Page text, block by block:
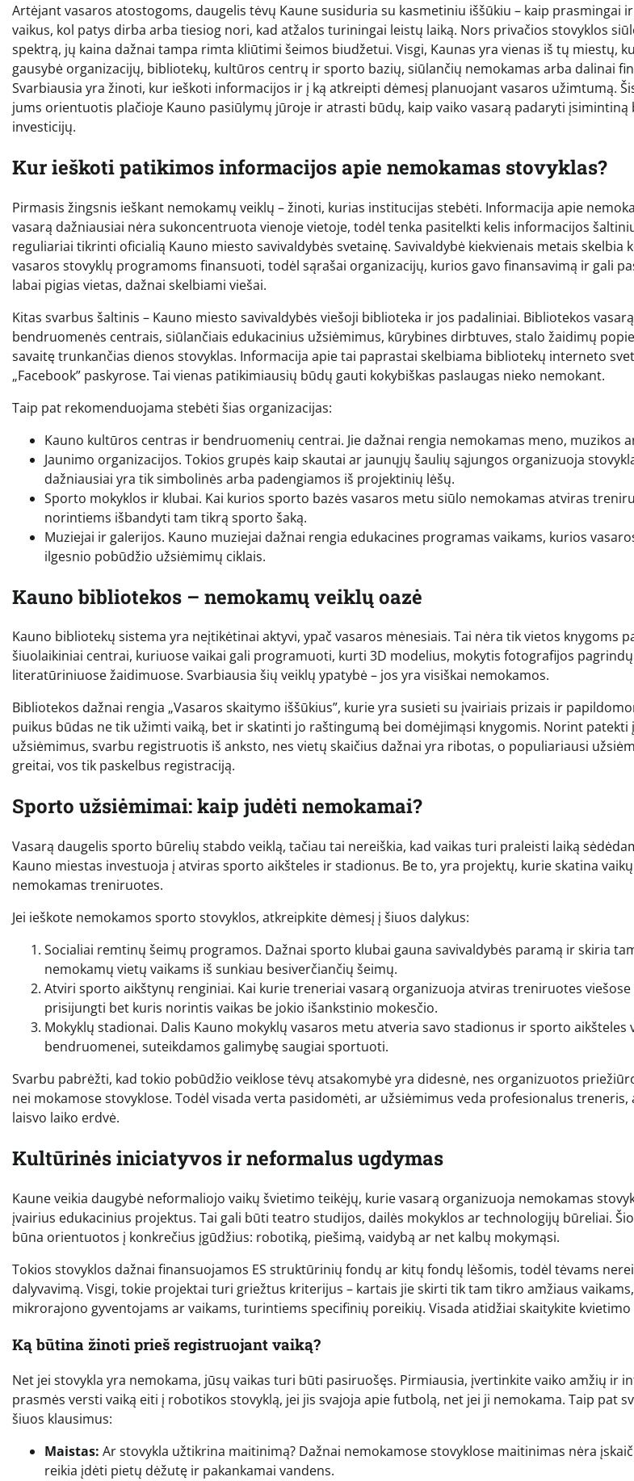
Artėjant vasaros atostogoms, daugelis tėvų Kaune susiduria su kasmetiniu iššūkiu – kaip prasmingai
vaikus, kol patys dirba arba tiesiog nori, kad atžalos turiningai leistų laiką. Nors privačios stovyklos
spektrą, jų kaina dažnai tampa rimta kliūtimi šeimos biudžetui. Visgi, Kaunas yra vienas iš tų miestų,
gausybė organizacijų, bibliotekų, kultūros centrų ir sporto bazių, siūlančių nemokamas arba dalinai
Svarbiausia yra žinoti, kur ieškoti informacijos ir į ką atkreipti dėmesį planuojant vasaros užimtumą.
jums orientuotis plačioje Kauno pasiūlymų jūroje ir atrasti būdų, kaip vaiko vasarą padaryti įsimintiną
investicijų.
Kur ieškoti patikimos informacijos apie nemokamas stovyklas?
Pirmasis žingsnis ieškant nemokamų veiklų – žinoti, kurias institucijas stebėti. Informacija apie
vasarą dažniausiai nėra sukoncentruota vienoje vietoje, todėl tenka pasitelkti kelis informacijos
reguliariai tikrinti oficialią Kauno miesto savivaldybės svetainę. Savivaldybė kiekvienais metais skelbia
vasaros stovyklų programoms finansuoti, todėl sąrašai organizacijų, kurios gavo finansavimą ir gali
labai pigias vietas, dažnai skelbiami viešai.
Kitas svarbus šaltinis – Kauno miesto savivaldybės viešoji biblioteka ir jos padaliniai. Bibliotekos
bendruomenės centrais, siūlančiais edukacinius užsiėmimus, kūrybines dirbtuves, stalo žaidimų
savaitę trunkančias dienos stovyklas. Informacija apie tai paprastai skelbiama bibliotekų interneto
„Facebook” paskyrose. Tai vienas patikimiausių būdų gauti kokybiškas paslaugas nieko nemokant.
Taip pat rekomenduojama stebėti šias organizacijas:
Kauno kultūros centras ir bendruomenių centrai. Jie dažnai rengia nemokamas meno, muzikos
Jaunimo organizacijos. Tokios grupės kaip skautai ar jaunųjų šaulių sąjungos organizuoja
dažniausiai yra tik simbolinės arba padengiamos iš projektinių lėšų.
Sporto mokyklos ir klubai. Kai kurios sporto bazės vasaros metu siūlo nemokamas atviras
norintiems išbandyti tam tikrą sporto šaką.
Muziejai ir galerijos. Kauno muziejai dažnai rengia edukacines programas vaikams, kurios
ilgesnio pobūdžio užsiėmimų ciklais.
Kauno bibliotekos – nemokamų veiklų oazė
Kauno bibliotekų sistema yra neįtikėtinai aktyvi, ypač vasaros mėnesiais. Tai nėra tik vietos knygoms
šiuolaikiniai centrai, kuriuose vaikai gali programuoti, kurti 3D modelius, mokytis fotografijos
literatūriniuose žaidimuose. Svarbiausia šių veiklų ypatybė – jos yra visiškai nemokamos.
Bibliotekos dažnai rengia „Vasaros skaitymo iššūkius”, kurie yra susieti su įvairiais prizais ir
puikus būdas ne tik užimti vaiką, bet ir skatinti jo raštingumą bei domėjimąsi knygomis. Norint patekti
užsiėmimus, svarbu registruotis iš anksto, nes vietų skaičius dažnai yra ribotas, o populiariausi
greitai, vos tik paskelbus registraciją.
Sporto užsiėmimai: kaip judėti nemokamai?
Vasarą daugelis sporto būrelių stabdo veiklą, tačiau tai nereiškia, kad vaikas turi praleisti laiką
Kauno miestas investuoja į atviras sporto aikšteles ir stadionus. Be to, yra projektų, kurie skatina
nemokamas treniruotes.
Jei ieškote nemokamos sporto stovyklos, atkreipkite dėmesį į šiuos dalykus:
Socialiai remtinų šeimų programos. Dažnai sporto klubai gauna savivaldybės paramą ir skiria
nemokamų vietų vaikams iš sunkiau besiverčiančių šeimų.
Atviri sporto aikštynų renginiai. Kai kurie treneriai vasarą organizuoja atviras treniruotes viešose
prisijungti bet kuris norintis vaikas be jokio išankstinio mokesčio.
Mokyklų stadionai. Dalis Kauno mokyklų vasaros metu atveria savo stadionus ir sporto aikšteles
bendruomenei, suteikdamos galimybę saugiai sportuoti.
Svarbu pabrėžti, kad tokio pobūdžio veiklose tėvų atsakomybė yra didesnė, nes organizuotos
nei mokamose stovyklose. Todėl visada verta pasidomėti, ar užsiėmimus veda profesionalus treneris,
laisvo laiko erdvė.
Kultūrinės iniciatyvos ir neformalus ugdymas
Kaune veikia daugybė neformaliojo vaikų švietimo teikėjų, kurie vasarą organizuoja nemokamas
įvairius edukacinius projektus. Tai gali būti teatro studijos, dailės mokyklos ar technologijų būreliai.
būna orientuotos į konkrečius įgūdžius: robotiką, piešimą, vaidybą ar net kalbų mokymąsi.
Tokios stovyklos dažnai finansuojamos ES struktūrinių fondų ar kitų fondų lėšomis, todėl tėvams
dalyvavimą. Visgi, tokie projektai turi griežtus kriterijus – kartais jie skirti tik tam tikro amžiaus
mikrorajono gyventojams ar vaikams, turintiems specifinių poreikių. Visada atidžiai skaitykite kvietimo
Ką būtina žinoti prieš registruojant vaiką?
Net jei stovykla yra nemokama, jūsų vaikas turi būti pasiruošęs. Pirmiausia, įvertinkite vaiko amžių ir
prasmės versti vaiką eiti į robotikos stovyklą, jei jis svajoja apie futbolą, net jei ji nemokama. Taip pat
šiuos klausimus:
Maistas: Ar stovykla užtikrina maitinimą? Dažnai nemokamose stovyklose maitinimas nėra
reikia įdėti pietų dėžutę ir pakankamai vandens.